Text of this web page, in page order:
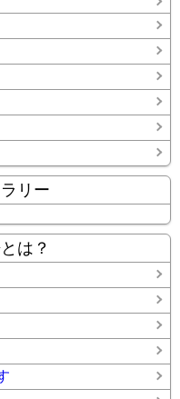
リー
は？